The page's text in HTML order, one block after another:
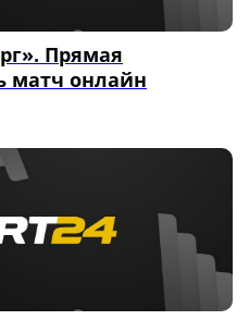
Прямая
матч онлайн